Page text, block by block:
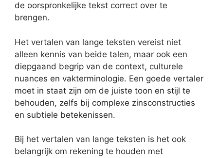
de oorspronkelijke tekst correct over te
brengen.
Het vertalen van lange teksten vereist niet
alleen kennis van beide talen, maar ook een
diepgaand begrip van de context, culturele
nuances en vakterminologie. Een goede vertaler
moet in staat zijn om de juiste toon en stijl te
behouden, zelfs bij complexe zinsconstructies
en subtiele betekenissen.
Bij het vertalen van lange teksten is het ook
belangrijk om rekening te houden met